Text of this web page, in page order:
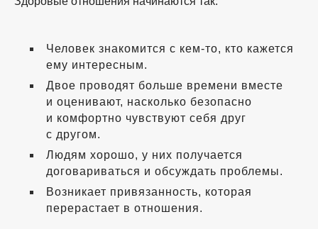
Человек знакомится с кем-то, кто кажется
ему интересным.
Двое проводят больше времени вместе
и оценивают, насколько безопасно
и комфортно чувствуют себя друг
с другом.
Людям хорошо, у них получается
договариваться и обсуждать проблемы.
Возникает привязанность, которая
перерастает в отношения.